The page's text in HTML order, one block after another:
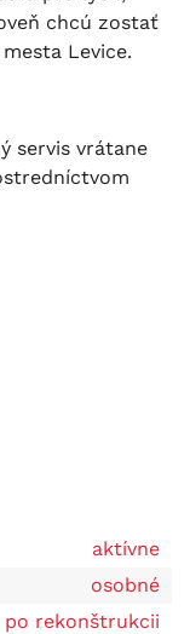
chcú zostať
Levice.
servis vrátane
aktívne
osobné
po rekonštrukcii